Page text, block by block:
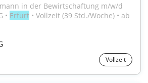
in der Bewirtschaftung m/w/d
• Erfurt • Vollzeit (39 Std./Woche) • ab
Vollzeit